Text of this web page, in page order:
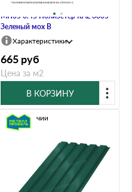
Профлист Металл Профиль
МП35 0.45 Полиэстер RAL 6005
Зеленый мох B
Характеристики
665 руб
Цена за м2
В КОРЗИНУ
В наличии